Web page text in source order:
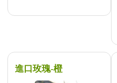
進口玫瑰-橙